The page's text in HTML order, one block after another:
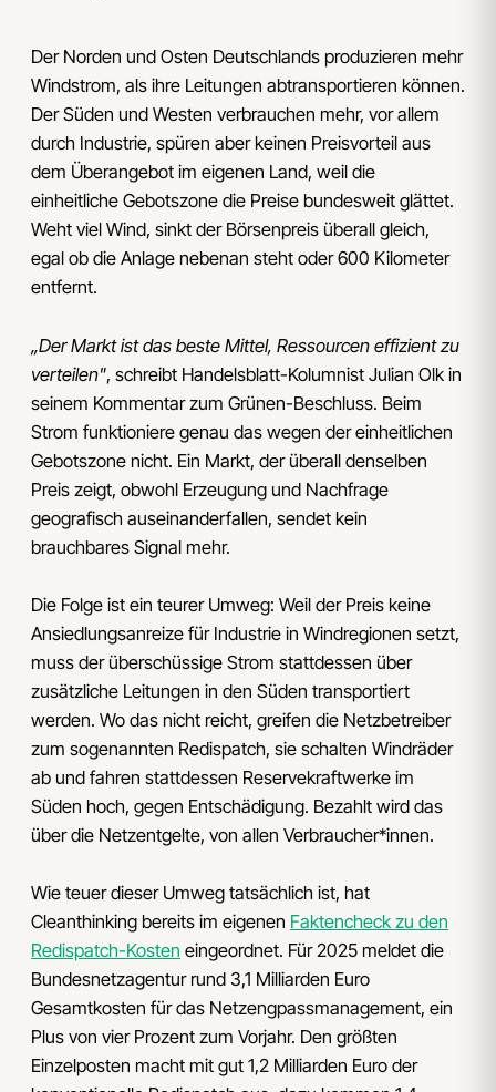
Der Norden und Osten Deutschlands produzieren mehr
Windstrom, als ihre Leitungen abtransportieren können.
Der Süden und Westen verbrauchen mehr, vor allem
durch Industrie, spüren aber keinen Preisvorteil aus
dem Überangebot im eigenen Land, weil die
einheitliche Gebotszone die Preise bundesweit glättet.
Weht viel Wind, sinkt der Börsenpreis überall gleich,
egal ob die Anlage nebenan steht oder 600 Kilometer
entfernt.
„Der Markt ist das beste Mittel, Ressourcen effizient zu
verteilen", schreibt Handelsblatt-Kolumnist Julian Olk in
seinem Kommentar zum Grünen-Beschluss. Beim
Strom funktioniere genau das wegen der einheitlichen
Gebotszone nicht. Ein Markt, der überall denselben
Preis zeigt, obwohl Erzeugung und Nachfrage
geografisch auseinanderfallen, sendet kein
brauchbares Signal mehr.
Die Folge ist ein teurer Umweg: Weil der Preis keine
Ansiedlungsanreize für Industrie in Windregionen setzt,
muss der überschüssige Strom stattdessen über
zusätzliche Leitungen in den Süden transportiert
werden. Wo das nicht reicht, greifen die Netzbetreiber
zum sogenannten Redispatch, sie schalten Windräder
ab und fahren stattdessen Reservekraftwerke im
Süden hoch, gegen Entschädigung. Bezahlt wird das
über die Netzentgelte, von allen Verbraucher*innen.
Wie teuer dieser Umweg tatsächlich ist, hat
Cleanthinking bereits im eigenen Faktencheck zu den
Redispatch-Kosten eingeordnet. Für 2025 meldet die
Bundesnetzagentur rund 3,1 Milliarden Euro
Gesamtkosten für das Netzengpassmanagement, ein
Plus von vier Prozent zum Vorjahr. Den größten
Einzelposten macht mit gut 1,2 Milliarden Euro der